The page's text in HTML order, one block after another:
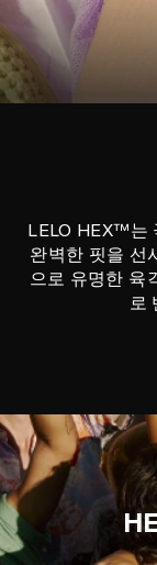
LELO HEX™는
완벽한 핏을 선
으로 유명한 육
로